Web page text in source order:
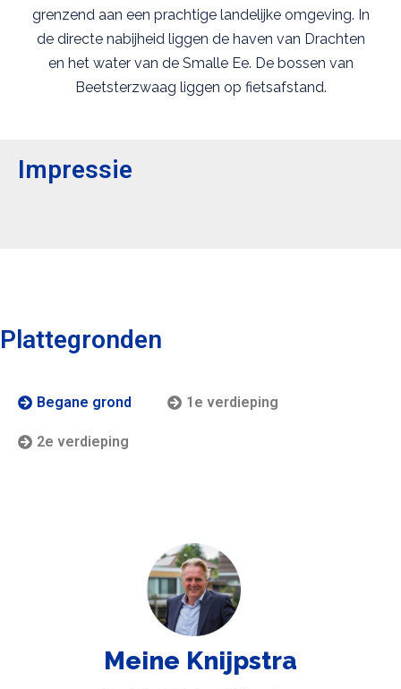
grenzend aan een prachtige landelijke omgeving. In
de directe nabijheid liggen de haven van Drachten
en het water van de Smalle Ee. De bossen van
Beetsterzwaag liggen op fietsafstand.
Impressie
Plattegronden
Begane grond 1e verdieping
2e verdieping
Meine Knijpstra